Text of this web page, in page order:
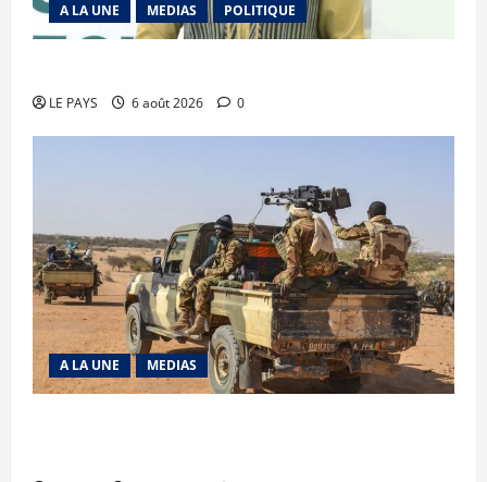
A LA UNE MEDIAS POLITIQUE
LE PAYS 6 août 2026 0
A LA UNE MEDIAS